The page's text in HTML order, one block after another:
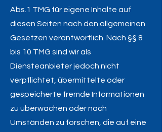
Abs.1 TMG für eigene Inhalte auf
diesen Seiten nach den allgemeinen
Gesetzen verantwortlich. Nach §§ 8
bis 10 TMG sind wir als
Diensteanbieter jedoch nicht
verpflichtet, übermittelte oder
gespeicherte fremde Informationen
zu überwachen oder nach
Umständen zu forschen, die auf eine